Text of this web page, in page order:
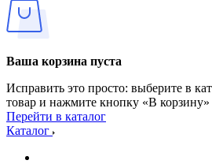
Ваша корзина пуста
Исправить это просто: выберите в
товар и нажмите кнопку «В корзину»
Перейти в каталог
Каталог